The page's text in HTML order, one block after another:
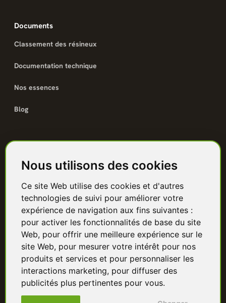
Nous utilisons des cookies
Ce site Web utilise des cookies et d'autres
technologies de suivi pour améliorer votre
expérience de navigation aux fins suivantes :
pour activer les fonctionnalités de base du site
Web, pour offrir une meilleure expérience sur le
site Web, pour mesurer votre intérêt pour nos
produits et services et pour personnaliser les
interactions marketing, pour diffuser des
publicités plus pertinentes pour vous.
Documents
Classement des résineux
Documentation technique
Nos essences
Blog
Terrasse bois
Bardage bois
Charpente & ossature
Quincaillerie
Panneaux & isolants
Granulés & bûches